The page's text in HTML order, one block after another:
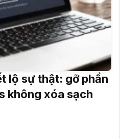
lộ sự thật: gỡ phần
không xóa sạch